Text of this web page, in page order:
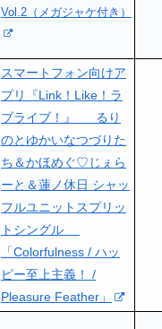
Vol.2（メガジャケ付き）
スマートフォン向けア
プリ『Link！Like！ラ
ブライブ！』 るり
のとゆかいなつづりた
ち＆かほめぐ♡じぇら
ーと＆蓮ノ休日 シャッ
フルユニットスプリッ
トシングル
「Colorfulness / ハッ
ピー至上主義！ /
Pleasure Feather」